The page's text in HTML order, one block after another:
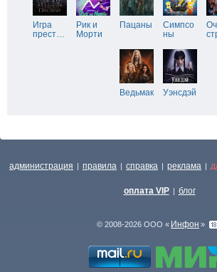
Игра
прест…
Рик и
Морти
Пацаны
Симпсо
ны
Ведьмак Уэнсдэй
администрация | правила | справка | реклама |
оплата VIP | блог
© 2008-2026 ООО « Инфон »